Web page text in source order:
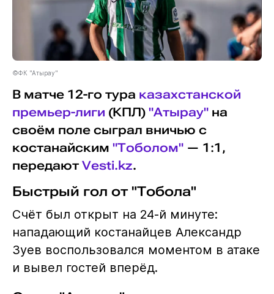
©ФК "Атырау"
В матче 12-го тура казахстанской
премьер-лиги (КПЛ) "Атырау"на
своём поле сыграл вничью с
костанайским "Тоболом"— 1:1,
передают Vesti.kz.
Быстрый гол от "Тобола"
Счёт был открыт на 24-й минуте:
нападающий костанайцев Александр
Зуев воспользовался моментом в атаке
и вывел гостей вперёд.